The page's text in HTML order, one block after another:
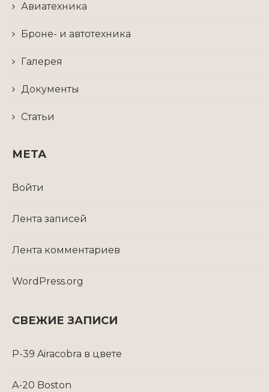
Авиатехника
Броне- и автотехника
Галерея
Документы
Статьи
МЕТА
Войти
Лента записей
Лента комментариев
WordPress.org
СВЕЖИЕ ЗАПИСИ
P-39 Airacobra в цвете
A-20 Boston